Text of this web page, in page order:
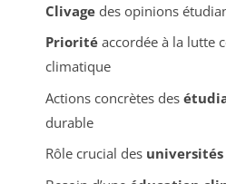
Clivagedes opinions
Prioritéaccordée à la lutte
climatique
Actions concrètes des
durable
Rôle crucial des universités